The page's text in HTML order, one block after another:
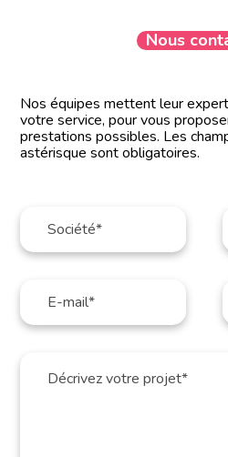
Nous
Nos équipes mettent leur
votre service, pour vous
prestations possibles. Les
astérisque sont obligatoires.